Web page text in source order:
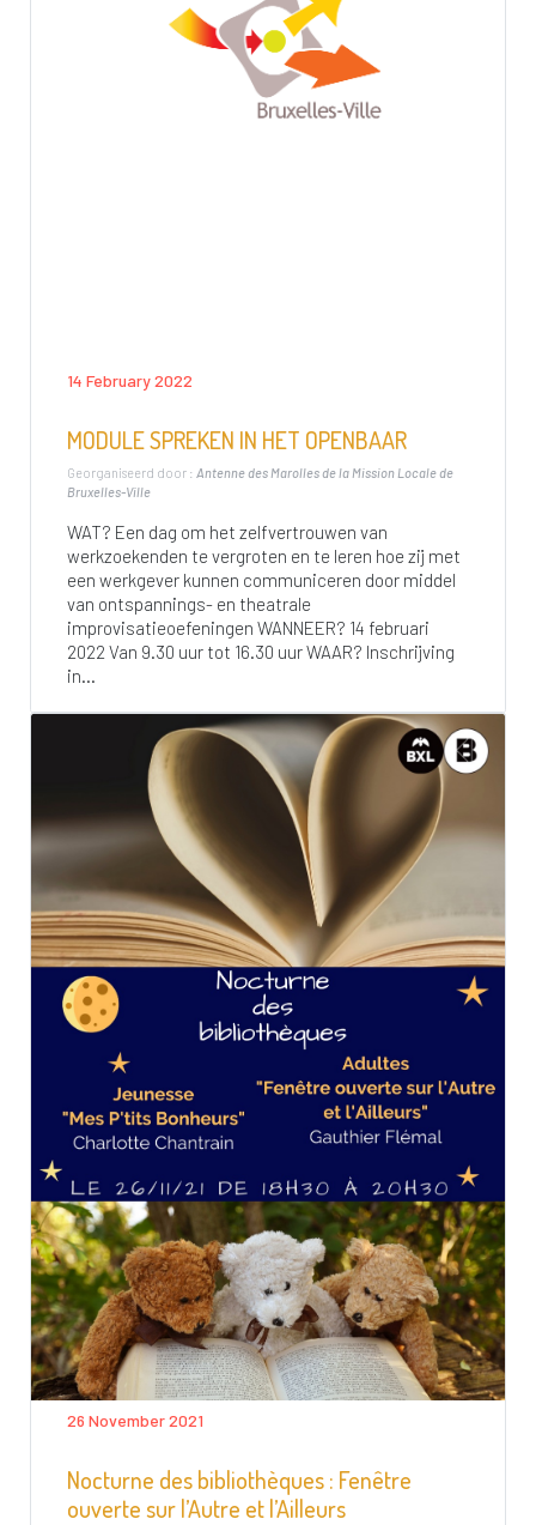
14 February 2022
MODULE SPREKEN IN HET OPENBAAR
Georganiseerd door : Antenne des Marolles de la Mission Locale de
Bruxelles-Ville
WAT? Een dag om het zelfvertrouwen van
werkzoekenden te vergroten en te leren hoe zij met
een werkgever kunnen communiceren door middel
van ontspannings- en theatrale
improvisatieoefeningen WANNEER? 14 februari
2022 Van 9.30 uur tot 16.30 uur WAAR? Inschrijving
in...
26 November 2021
Nocturne des bibliothèques : Fenêtre
ouverte sur l’Autre et l’Ailleurs